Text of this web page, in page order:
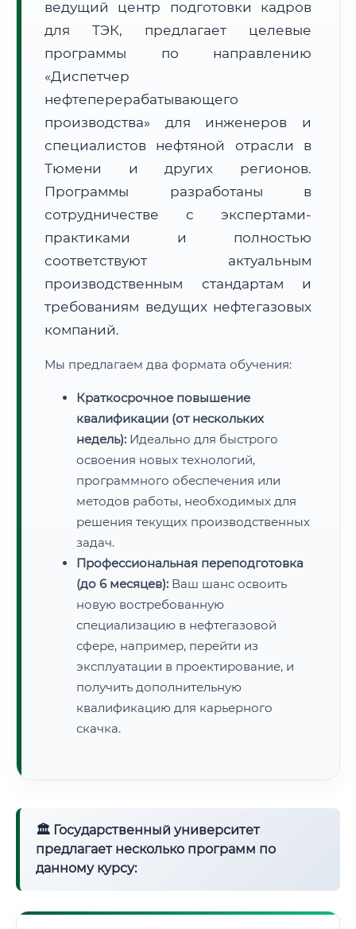
• Маршрут транзита:~1 102 км
📜 Документы и аккредитация ФИС ФРДО
ведущий центр подготовки кадров
для ТЭК, предлагает целевые
программы по направлению
«Диспетчер
нефтеперерабатывающего
производства» для инженеров и
специалистов нефтяной отрасли в
Тюмени и других регионов.
Программы разработаны в
сотрудничестве с экспертами-
практиками и полностью
соответствуют актуальным
производственным стандартам и
требованиям ведущих нефтегазовых
компаний.
Мы предлагаем два формата обучения:
Краткосрочное повышение
квалификации (от нескольких
недель): Идеально для быстрого
освоения новых технологий,
программного обеспечения или
методов работы, необходимых для
решения текущих производственных
задач.
Профессиональная переподготовка
(до 6 месяцев): Ваш шанс освоить
новую востребованную
специализацию в нефтегазовой
сфере, например, перейти из
эксплуатации в проектирование, и
получить дополнительную
квалификацию для карьерного
скачка.
🏛 Государственный университет
предлагает несколько программ по
данному курсу: